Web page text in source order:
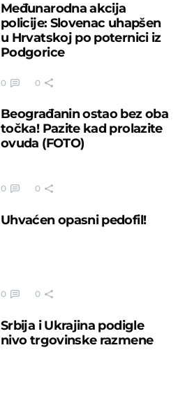
Međunarodna akcija
policije: Slovenac uhapšen
u Hrvatskoj po poternici iz
Podgorice
0 0
Beograđanin ostao bez oba
točka! Pazite kad prolazite
ovuda (FOTO)
0 0
Uhvaćen opasni pedofil!
0 0
Srbija i Ukrajina podigle
nivo trgovinske razmene